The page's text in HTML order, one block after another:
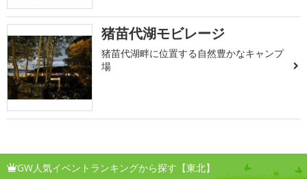
猪苗代湖モビレージ
猪苗代湖畔に位置する自然豊かなキャンプ
場
GW人気イベントランキングから探す【東北】